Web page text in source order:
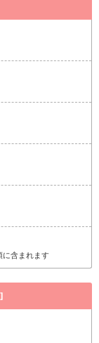
に含まれます